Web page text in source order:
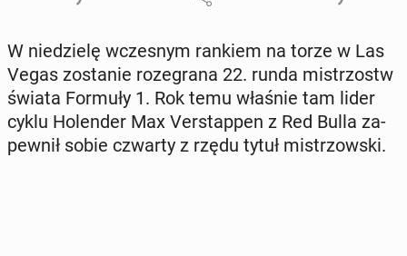
W nie­dzie­lę wcze­snym rankiem na torze w Las
Vegas zo­sta­nie ro­ze­gra­na 22. runda mi­strzostw
świata Formuły 1. Rok temu właśnie tam lider
cyklu Ho­len­der Max Ver­stap­pen z Red Bulla za­
pew­nił sobie czwarty z rzędu tytuł mi­strzow­ski.